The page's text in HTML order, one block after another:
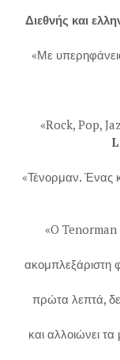
Διεθνής και
«Με
«Rock, Pop,
«Τένορμαν. Ένας
«O Tenorman
ακομπλεξάριστη
πρώτα λεπτά,
και αλλοιώνει